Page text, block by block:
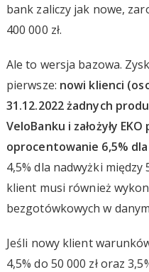
bank zaliczy jak nowe,
400 000 zł.
Ale to wersja bazowa.
pierwsze: nowi klienci
31.12.2022 żadnych
VeloBanku i założyły EKO
oprocentowanie 6,5% dla
4,5% dla nadwyżki między
klient musi również
bezgotówkowych w
Jeśli nowy klient
4,5% do 50 000 zł oraz